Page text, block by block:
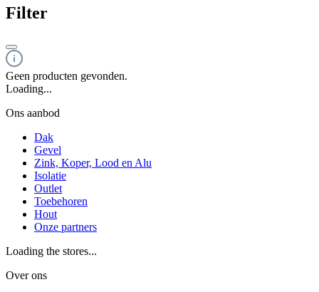
Filter
Geen producten gevonden.
Loading...
Ons aanbod
Dak
Gevel
Zink, Koper, Lood en Alu
Isolatie
Outlet
Toebehoren
Hout
Onze partners
Loading the stores...
Over ons